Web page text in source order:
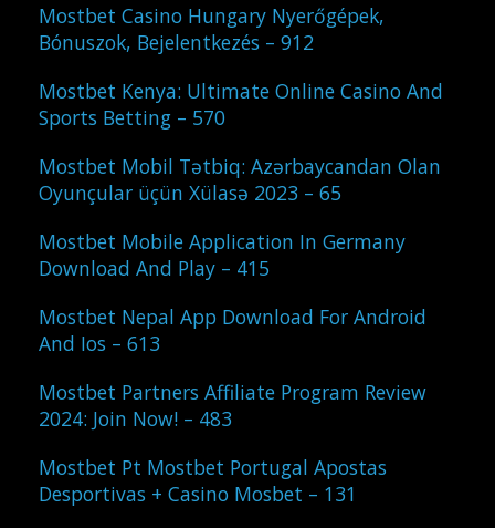
Mostbet Casino Hungary Nyerőgépek,
Bónuszok, Bejelentkezés – 912
Mostbet Kenya: Ultimate Online Casino And
Sports Betting – 570
Mostbet Mobil Tətbiq: Azərbaycandan Olan
Oyunçular üçün Xülasə 2023 – 65
Mostbet Mobile Application In Germany
Download And Play – 415
Mostbet Nepal App Download For Android
And Ios – 613
Mostbet Partners Affiliate Program Review
2024: Join Now! – 483
Mostbet Pt Mostbet Portugal Apostas
Desportivas + Casino Mosbet – 131